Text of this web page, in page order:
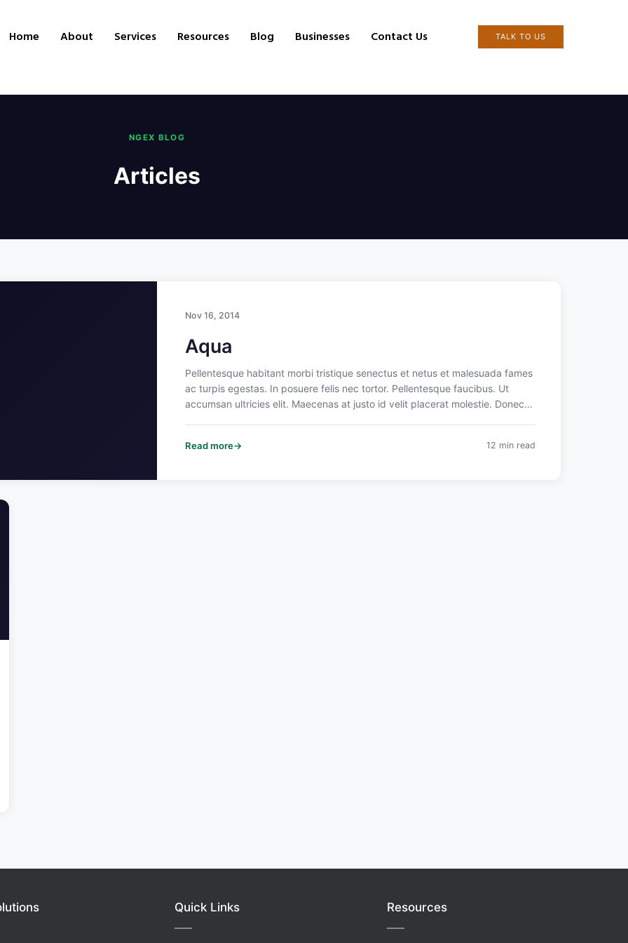
Home About Services Resources Blog Businesses Contact Us TALK TO US
NGEX BLOG
Articles
Nov 16, 2014
Aqua
Pellentesque habitant morbi tristique senectus et netus et malesuada fames
ac turpis egestas. In posuere felis nec tortor. Pellentesque faucibus. Ut
accumsan ultricies elit. Maecenas at justo id velit placerat molestie. Donec
Read more 12 min read
Quick Links Resources